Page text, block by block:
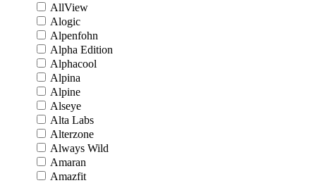
AllView
Alogic
Alpenfohn
Alpha Edition
Alphacool
Alpina
Alpine
Alseye
Alta Labs
Alterzone
Always Wild
Amaran
Amazfit